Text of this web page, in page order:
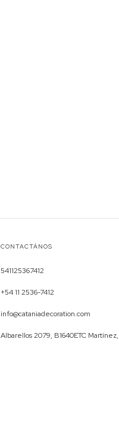
CONTACTÁNOS
541125367412
+54 11 2536-7412
info@cataniadecoration.com
Albarellos 2079, B1640ETC